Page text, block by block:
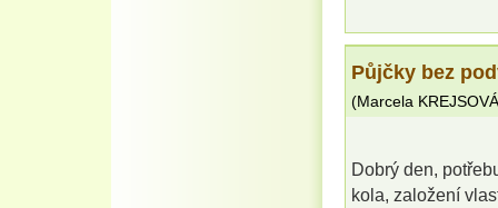
Půjčky bez
(Marcela KREJSOVÁ
Dobrý den,
kola, založení